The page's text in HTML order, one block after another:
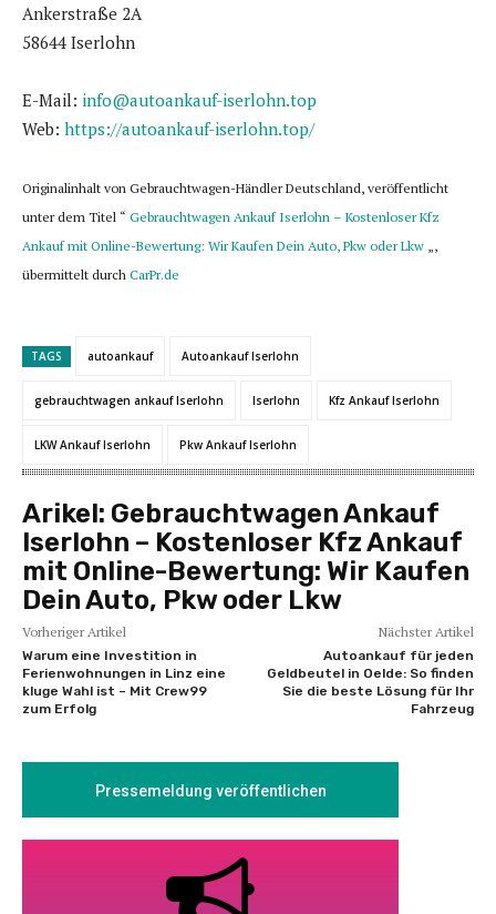
Ankerstraße 2A
58644 Iserlohn
E-Mail: info@autoankauf-iserlohn.top
Web: https://autoankauf-iserlohn.top/
Originalinhalt von Gebrauchtwagen-Händler Deutschland, veröffentlicht
unter dem Titel “ Gebrauchtwagen Ankauf Iserlohn – Kostenloser Kfz
Ankauf mit Online-Bewertung: Wir Kaufen Dein Auto, Pkw oder Lkw „,
übermittelt durch CarPr.de
TAGS autoankauf Autoankauf Iserlohn
gebrauchtwagen ankauf Iserlohn Iserlohn Kfz Ankauf Iserlohn
LKW Ankauf Iserlohn Pkw Ankauf Iserlohn
Arikel: Gebrauchtwagen Ankauf
Iserlohn – Kostenloser Kfz Ankauf
mit Online-Bewertung: Wir Kaufen
Dein Auto, Pkw oder Lkw
Vorheriger Artikel
Warum eine Investition in
Ferienwohnungen in Linz eine
kluge Wahl ist – Mit Crew99
zum Erfolg
Nächster Artikel
Autoankauf für jeden
Geldbeutel in Oelde: So finden
Sie die beste Lösung für Ihr
Fahrzeug
Pressemeldung veröffentlichen